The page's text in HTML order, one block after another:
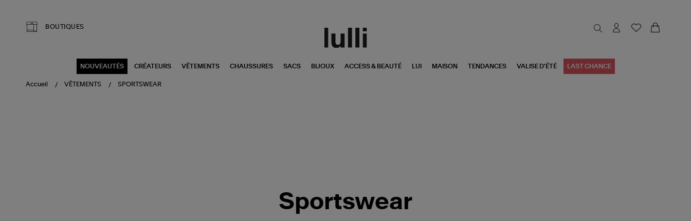
BOUTIQUES
NOUVEAUTÉS CRÉATEURS VÊTEMENTS CHAUSSURES SACS BIJOUX ACCESS & BEAUTÉ LUI MAISON TENDANCES VALISE D'ÉTÉ LAST CHANCE
Accueil VÊTEMENTS SPORTSWEAR
Sportswear